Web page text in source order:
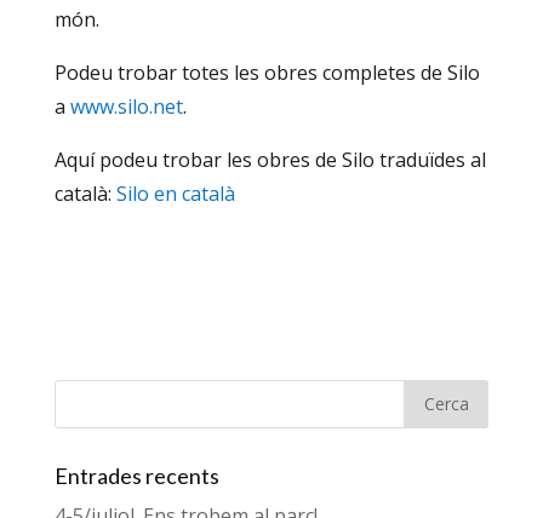
món.
Podeu trobar totes les obres completes de Silo
a www.silo.net.
Aquí podeu trobar les obres de Silo traduïdes al
català: Silo en català
Entrades recents